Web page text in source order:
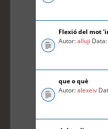
Flexió del mot
Autor:alluji
que o què
Autor:alexeiv